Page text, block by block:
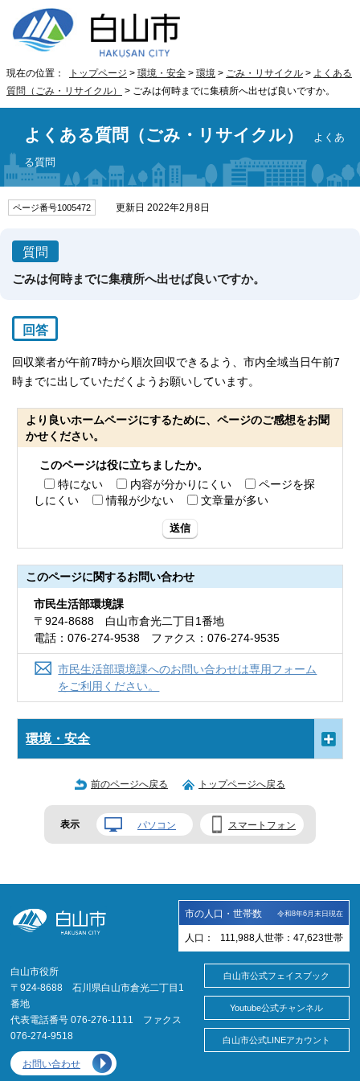
現在の位置： トップページ > 環境・安全 > 環境 > ごみ・リサイクル > よくある
質問（ごみ・リサイクル）
> ごみは何時までに集積所へ出せば良いですか。
よくある質問（ごみ・リサイクル） よくあ
る質問
ページ番号1005472 更新日 2022年2月8日
質問
ごみは何時までに集積所へ出せば良いですか。
回答
回収業者が午前7時から順次回収できるよう、市内全域当日午前7
時までに出していただくようお願いしています。
より良いホームページにするために、ページのご感想をお聞
かせください。
このページは役に立ちましたか。
特にない
内容が分かりにくい
ページを探
しにくい
情報が少ない 文章量が多い
送信
このページに関するお問い合わせ
市民生活部環境課
〒924-8688 白山市倉光二丁目1番地
電話：076-274-9538 ファクス：076-274-9535
市民生活部環境課へのお問い合わせは専用フォーム
をご利用ください。
環境・安全
前のページへ戻る トップページへ戻る
表示 パソコン スマートフォン
市の人口・世帯数 令和8年6月末日現在
人口： 111,988 人 世帯： 47,623世帯
白山市役所
〒924-8688 石川県白山市倉光二丁目1
番地
代表電話番号 076-276-1111 ファクス
076-274-9518
お問い合わせ
白山市公式フェイスブック
Youtube公式チャンネル
白山市公式LINEアカウント